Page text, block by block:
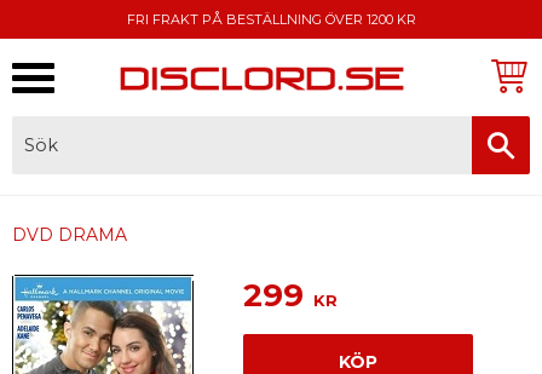
FRI FRAKT PÅ BESTÄLLNING ÖVER 1200 KR
DVD DRAMA
299 KR
KÖP